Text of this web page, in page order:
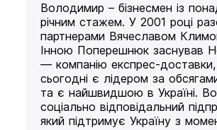
Володимир – бізнесмен із
річним стажем. У 2001 році
партнерами Вячеславом
Інною Поперешнюк заснував
— компанію експрес-доставки,
сьогодні є лідером за
та є найшвидшою в Україні.
соціально відповідальний
який підтримує Україну з